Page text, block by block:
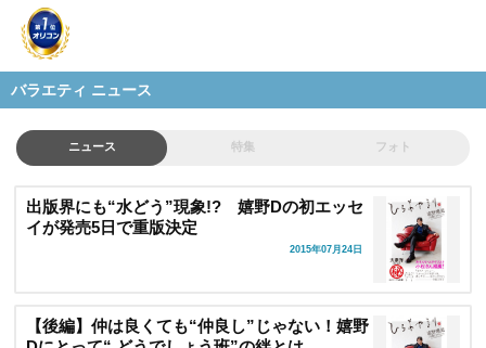
バラエティ ニュース
ニュース 特集 フォト
出版界にも“水どう”現象!? 嬉野Dの初エッセ
イが発売5日で重版決定
2015年07月24日
【後編】仲は良くても“仲良し”じゃない！嬉野